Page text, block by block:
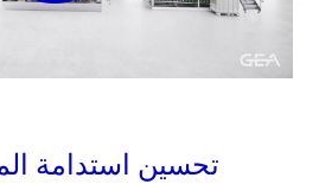
تحسين استدامة